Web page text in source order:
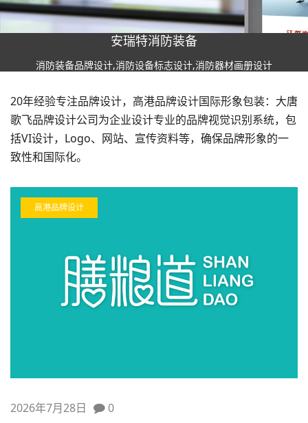
安瑞特消防装备
消防装备品牌设计,消防设备标志设计,消防器材画册设计
20年经验专注品牌设计，高港品牌设计国际形象包装：大唐
歌飞品牌设计公司为企业设计专业的品牌视觉识别系统，包
括VI设计，Logo、网站、宣传资料等，确保品牌形象的一
致性和国际化。
高港品牌设计
2026年7月28日 0